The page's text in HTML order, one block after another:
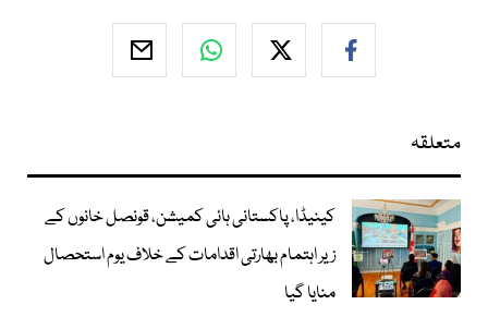
متعلقہ
کینیڈا، پاکستانی ہائی کمیشن، قونصل خانوں کے
زیر اہتمام بھارتی اقدامات کے خلاف یوم استحصال
منایا گیا